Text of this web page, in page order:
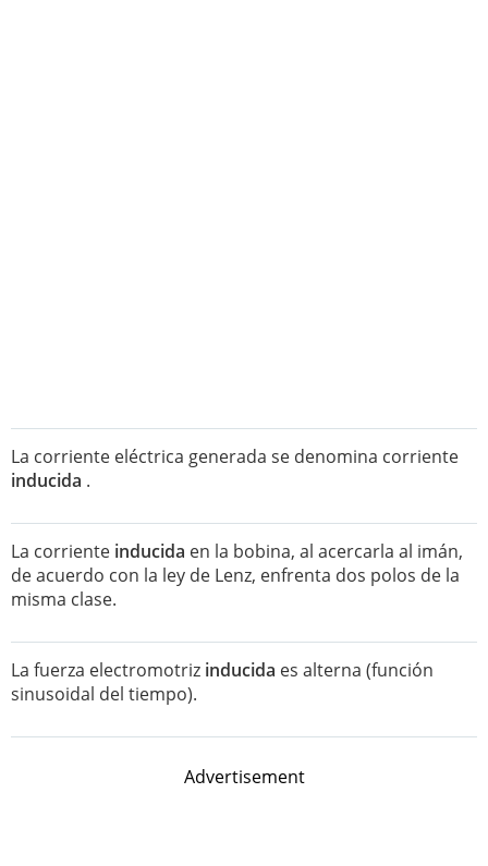
La corriente eléctrica generada se denomina corriente
inducida .
La corriente inducida en la bobina, al acercarla al imán,
de acuerdo con la ley de Lenz, enfrenta dos polos de la
misma clase.
La fuerza electromotriz inducida es alterna (función
sinusoidal del tiempo).
Advertisement